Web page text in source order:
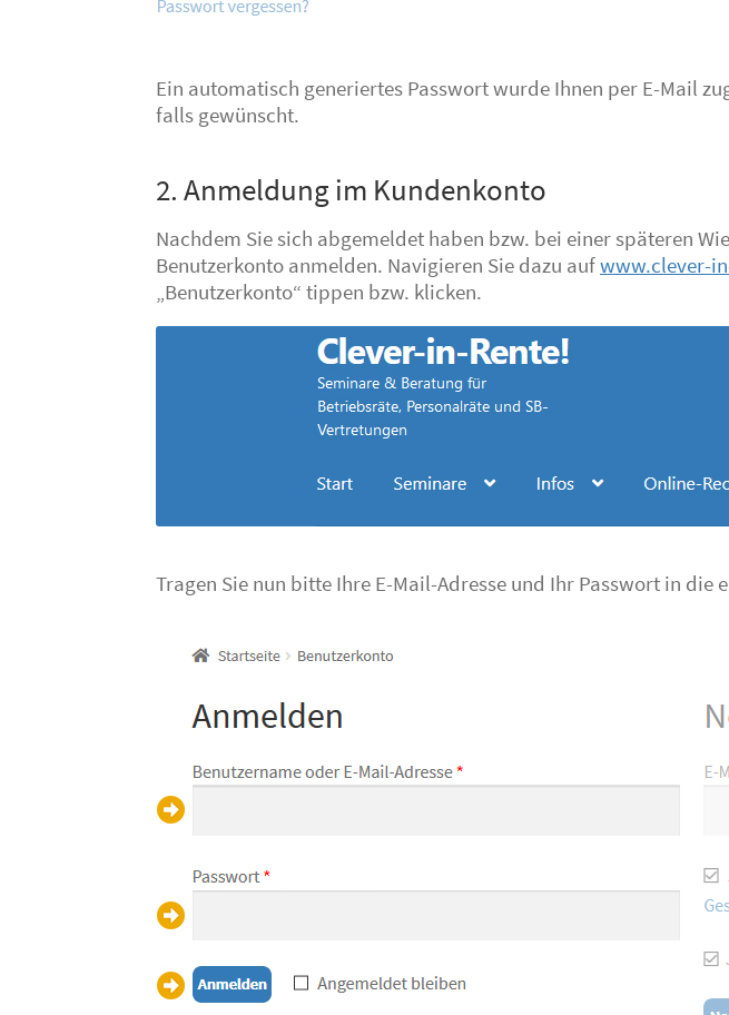
Ein automatisch generiertes Passwort wurde Ihnen per E-Mail
falls gewünscht.
2. Anmeldung im Kundenkonto
Nachdem Sie sich abgemeldet haben bzw. bei einer späteren
Benutzerkonto anmelden. Navigieren Sie dazu aufwww.clever-
„Benutzerkonto“ tippen bzw. klicken.
Tragen Sie nun bitte Ihre E-Mail-Adresse und Ihr Passwort in